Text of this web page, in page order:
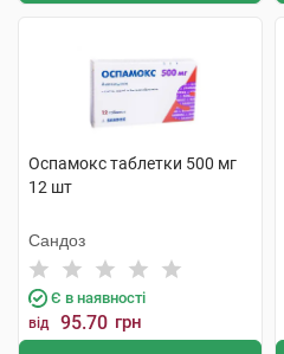
Оспамокс таблетки 500 мг
12 шт
Сандоз
Є в наявності
від 95.70 грн